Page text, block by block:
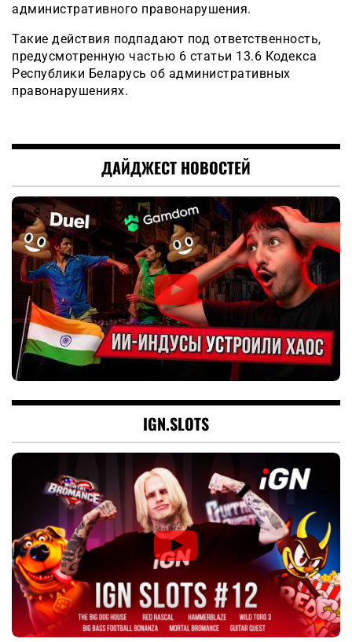
административного правонарушения.
Такие действия подпадают под ответственность,
предусмотренную частью 6 статьи 13.6 Кодекса
Республики Беларусь об административных
правонарушениях.
ДАЙДЖЕСТ НОВОСТЕЙ
IGN.SLOTS